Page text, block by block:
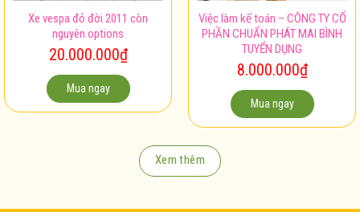
Xe vespa đỏ đời 2011 còn
nguyên options
20.000.000₫
Mua ngay
Việc làm kế toán – CÔNG TY CỔ
PHẦN CHUẨN PHÁT MAI BÌNH
TUYỂN DỤNG
8.000.000₫
Mua ngay
Xem thêm